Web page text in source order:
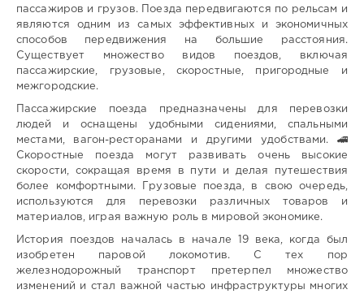
пассажиров и грузов. Поезда передвигаются по рельсам и
являются одним из самых эффективных и экономичных
способов передвижения на большие расстояния.
Существует множество видов поездов, включая
пассажирские, грузовые, скоростные, пригородные и
межгородские.
Пассажирские поезда предназначены для перевозки
людей и оснащены удобными сидениями, спальными
местами, вагон-ресторанами и другими удобствами. 🚄
Скоростные поезда могут развивать очень высокие
скорости, сокращая время в пути и делая путешествия
более комфортными. Грузовые поезда, в свою очередь,
используются для перевозки различных товаров и
материалов, играя важную роль в мировой экономике.
История поездов началась в начале 19 века, когда был
изобретен паровой локомотив. С тех пор
железнодорожный транспорт претерпел множество
изменений и стал важной частью инфраструктуры многих